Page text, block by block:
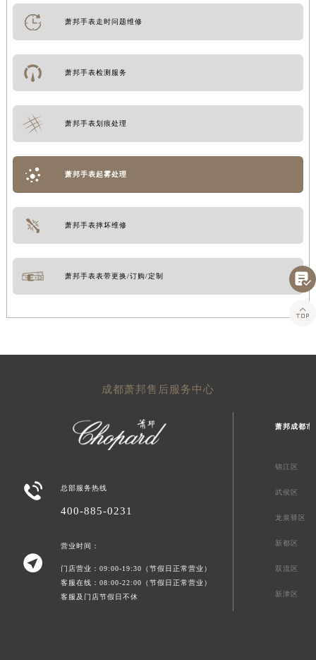
萧邦手表走时问题维修
萧邦手表检测服务
萧邦手表划痕处理
萧邦手表起雾处理
萧邦手表摔坏维修
萧邦手表表带更换/订购/定制
成都萧邦售后服务中心
 总部服务热线
400-885-0231

营业时间：
门店营业：09:00-19:30（节假日正常营业）
客服在线：08:00-22:00（节假日正常营业）
客服及门店节假日不休
萧邦成都市
锦江区
武侯区
龙泉驿区
新都区
双流区
新津区

